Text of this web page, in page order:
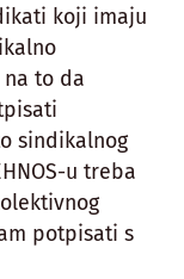
koji imaju
to da
sindikalnog
u treba
potpisati s